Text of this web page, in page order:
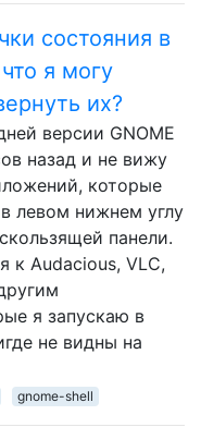
состояния в
я могу
их?
версии GNOME
назад и не вижу
которые
левом нижнем углу
панели.
к Audacious, VLC,
я запускаю в
не видны на
gnome-shell